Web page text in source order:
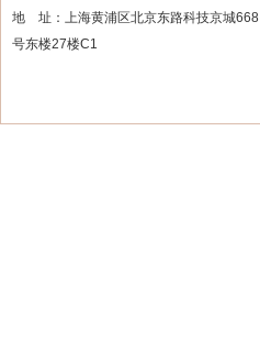
地 址：上海黄浦区北京东路科技京城668
号东楼27楼C1